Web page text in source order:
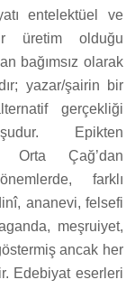
entelektüel ve
üretim olduğu
bağımsız olarak
yazar/şairin bir
gerçekliği
Epikten
Orta Çağ’dan
farklı
ananevi, felsefi
meşruiyet,
ancak her
Edebiyat eserleri